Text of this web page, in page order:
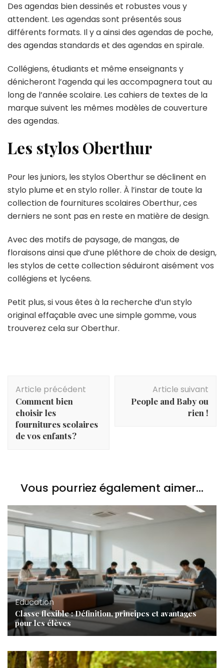
Des agendas bien dessinés et robustes vous y
attendent. Les agendas sont présentés sous
différents formats. Il y a ainsi des agendas de poche,
des agendas standards et des agendas en spirale.
Collégiens, étudiants et même enseignants y
dénicheront l’agenda qui les accompagnera tout au
long de l’année scolaire. Les cahiers de textes de la
marque suivent les mêmes modèles de couverture
des agendas.
Les stylos Oberthur
Pour les juniors, les stylos Oberthur se déclinent en
stylo plume et en stylo roller. À l’instar de toute la
collection de fournitures scolaires Oberthur, ces
derniers ne sont pas en reste en matière de design.
Avec des motifs de paysage, de mangas, de
floraisons ainsi que d’une pléthore de choix de design,
les stylos de cette collection séduiront aisément vos
collégiens et lycéens.
Petit plus, si vous êtes à la recherche d’un stylo
original effaçable avec une simple gomme, vous
trouverez cela sur Oberthur.
Navigation
d'article
Article précédent
Comment bien
choisir les
fournitures scolaires
de vos enfants ?
Article suivant
People and Baby ou
rien !
Vous pourriez également aimer...
Education
Classe flexible : Définition, principes et avantages
pour les élèves